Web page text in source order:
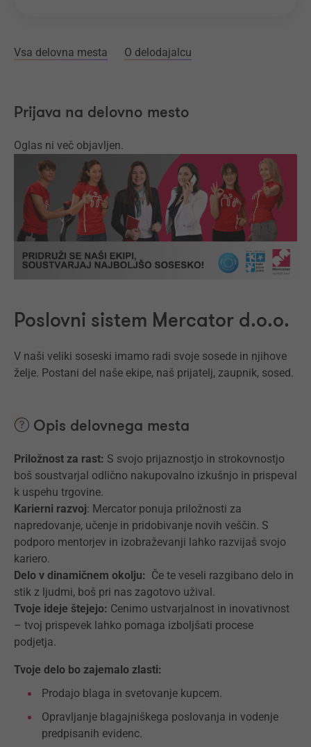
Vsa delovna mesta O delodajalcu
Prijava na delovno mesto
Oglas ni več objavljen.
Poslovni sistem Mercator d.o.o.
V naši veliki soseski imamo radi svoje sosede in njihove
želje. Postani del naše ekipe, naš prijatelj, zaupnik, sosed.
Opis delovnega mesta
Priložnost za rast: S svojo prijaznostjo in strokovnostjo
boš soustvarjal odlično nakupovalno izkušnjo in prispeval
k uspehu trgovine.
Karierni razvoj: Mercator ponuja priložnosti za
napredovanje, učenje in pridobivanje novih veščin. S
podporo mentorjev in izobraževanji lahko razvijaš svojo
kariero.
Delo v dinamičnem okolju: Če te veseli razgibano delo in
stik z ljudmi, boš pri nas zagotovo užival.
Tvoje ideje štejejo: Cenimo ustvarjalnost in inovativnost
– tvoj prispevek lahko pomaga izboljšati procese
podjetja.
Tvoje delo bo zajemalo zlasti:
Prodajo blaga in svetovanje kupcem.
Opravljanje blagajniškega poslovanja in vodenje
predpisanih evidenc.